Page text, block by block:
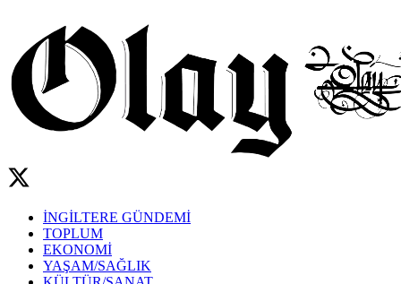
İNGİLTERE GÜNDEMİ
TOPLUM
EKONOMİ
YAŞAM/SAĞLIK